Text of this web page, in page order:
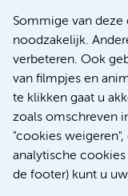
Sommige van
noodzakelijk.
verbeteren. Ook
van filmpjes en
te klikken gaat u
zoals omschreven
"cookies
analytische
de footer) kunt u
Nieuws
Research
Educatie locatie
Educatie locatie
Verwijzen &